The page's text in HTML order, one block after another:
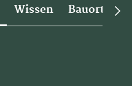
Wissen Bauorte